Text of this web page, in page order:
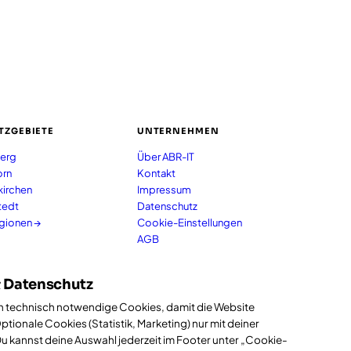
→
UNTERNEHMEN
Über ABR-IT
Kontakt
Impressum
Datenschutz
Cookie-Einstellungen
AGB
Datenschutz
technisch notwendige Cookies, damit die Website
Cookies (Statistik, Marketing) nur mit deiner
kannst deine Auswahl jederzeit im Footer unter „Cookie-